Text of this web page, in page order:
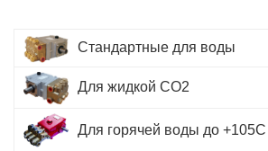
Стандартные для воды
Для жидкой СО2
Для горячей воды до +105С